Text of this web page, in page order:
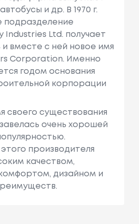
и др. В 1970 г.
подразделение
Industries Ltd. получает
и вместе с ней новое имя
Corporation. Именно
годом основания
корпорации
своего существования
очень хорошей
производителя
качеством,
дизайном и